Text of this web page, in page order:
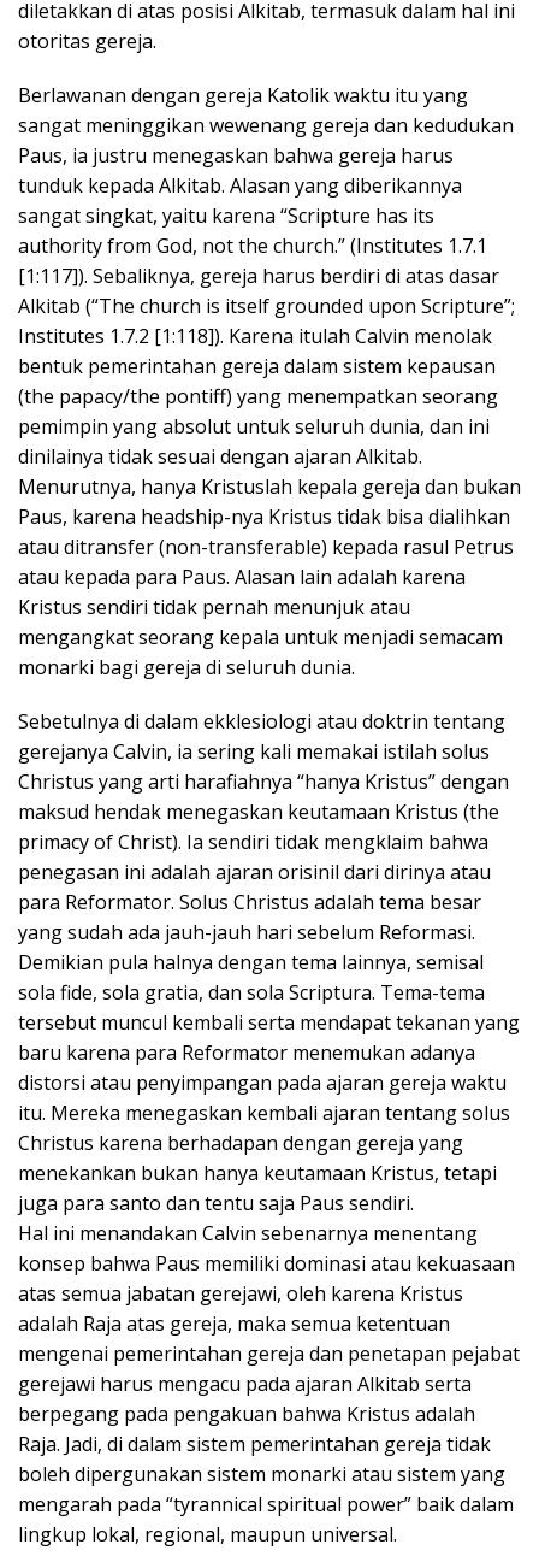
diletakkan di atas posisi Alkitab, termasuk dalam hal ini
otoritas gereja.
Berlawanan dengan gereja Katolik waktu itu yang
sangat meninggikan wewenang gereja dan kedudukan
Paus, ia justru menegaskan bahwa gereja harus
tunduk kepada Alkitab. Alasan yang diberikannya
sangat singkat, yaitu karena “Scripture has its
authority from God, not the church.” (Institutes 1.7.1
[1:117]). Sebaliknya, gereja harus berdiri di atas dasar
Alkitab (“The church is itself grounded upon Scripture”;
Institutes 1.7.2 [1:118]). Karena itulah Calvin menolak
bentuk pemerintahan gereja dalam sistem kepausan
(the papacy/the pontiff) yang menempatkan seorang
pemimpin yang absolut untuk seluruh dunia, dan ini
dinilainya tidak sesuai dengan ajaran Alkitab.
Menurutnya, hanya Kristuslah kepala gereja dan bukan
Paus, karena headship-nya Kristus tidak bisa dialihkan
atau ditransfer (non-transferable) kepada rasul Petrus
atau kepada para Paus. Alasan lain adalah karena
Kristus sendiri tidak pernah menunjuk atau
mengangkat seorang kepala untuk menjadi semacam
monarki bagi gereja di seluruh dunia.
Sebetulnya di dalam ekklesiologi atau doktrin tentang
gerejanya Calvin, ia sering kali memakai istilah solus
Christus yang arti harafiahnya “hanya Kristus” dengan
maksud hendak menegaskan keutamaan Kristus (the
primacy of Christ). Ia sendiri tidak mengklaim bahwa
penegasan ini adalah ajaran orisinil dari dirinya atau
para Reformator. Solus Christus adalah tema besar
yang sudah ada jauh-jauh hari sebelum Reformasi.
Demikian pula halnya dengan tema lainnya, semisal
sola fide, sola gratia, dan sola Scriptura. Tema-tema
tersebut muncul kembali serta mendapat tekanan yang
baru karena para Reformator menemukan adanya
distorsi atau penyimpangan pada ajaran gereja waktu
itu. Mereka menegaskan kembali ajaran tentang solus
Christus karena berhadapan dengan gereja yang
menekankan bukan hanya keutamaan Kristus, tetapi
juga para santo dan tentu saja Paus sendiri.
Hal ini menandakan Calvin sebenarnya menentang
konsep bahwa Paus memiliki dominasi atau kekuasaan
atas semua jabatan gerejawi, oleh karena Kristus
adalah Raja atas gereja, maka semua ketentuan
mengenai pemerintahan gereja dan penetapan pejabat
gerejawi harus mengacu pada ajaran Alkitab serta
berpegang pada pengakuan bahwa Kristus adalah
Raja. Jadi, di dalam sistem pemerintahan gereja tidak
boleh dipergunakan sistem monarki atau sistem yang
mengarah pada “tyrannical spiritual power” baik dalam
lingkup lokal, regional, maupun universal.